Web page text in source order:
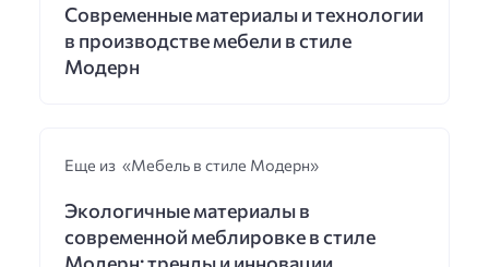
Современные материалы и технологии
в производстве мебели в стиле
Модерн
Еще из «Мебель в стиле Модерн»
Экологичные материалы в
современной меблировке в стиле